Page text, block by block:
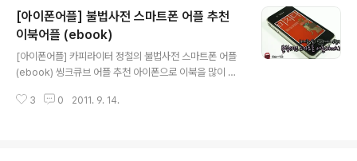
폰용(안드로이드)으로 출시했습니다. 게임빌에서는 모바일
RPG 최신작이면서, 최초 스마트폰 버전인 제노니아4를 S
K텔레콤의 어플마켓인 T스토어를 통해 14일 선보였습니
다. 제노니아4의 용량은 30Mb로 가격은 5000원에 판매
되고 있습니다. 5000원이 결코 작은 돈은 아니지만, 제노
니아4의 게임스토리와 그래픽, 특화 스킬, 방대한 맵과 컨
[아이폰어플] 불법사전 스마트폰 어플 추천
이북어플 (ebook)
[아이폰어플] 카피라이터 정철의 불법사전 스마트폰 어플
(ebook) 씽크큐브 어플 추천 아이폰으로 이북을 많이 읽
이 많은 이북을 구매해서 자주 읽는 편입니다. 오늘 소개하
3 0 2011. 9. 14.